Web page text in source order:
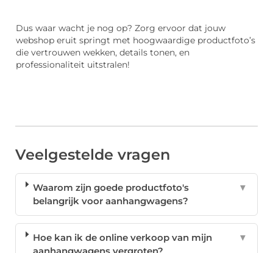
Dus waar wacht je nog op? Zorg ervoor dat jouw
webshop eruit springt met hoogwaardige productfoto’s
die vertrouwen wekken, details tonen, en
professionaliteit uitstralen!
Veelgestelde vragen
Waarom zijn goede productfoto's
belangrijk voor aanhangwagens?
▼
Hoe kan ik de online verkoop van mijn
▼